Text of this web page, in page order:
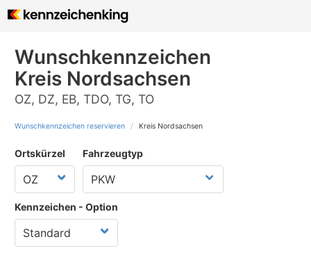
Wunschkennzeichen
Kreis Nordsachsen
OZ, DZ, EB, TDO, TG, TO
Wunschkennzeichen reservieren Kreis Nordsachsen
Ortskürzel Fahrzeugtyp
Kennzeichen - Option